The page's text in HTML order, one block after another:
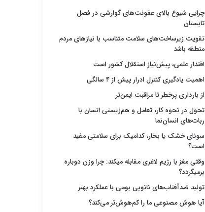
چرایی شیوع بالای عفونت‌های گوارشی در فصل
تابستان
تقویت زیرساخت‌های سلامت متناسب با نیازهای مردم
منطقه باشد
اقتدار علمی، پیش‌نیاز استقلال کشور است
اهمیت یادگیری کنترل ادرار پیش از ۴ سالگی
از بارداری پرخطر تا مراقبت ایمن‌تر
تحول در نحوه کار، تعامل و هم‌زیستی انسان با
ربات‌های انسان‌نما
سونای خشک یا بخار، کدامیک برای سلامتی مفید
است؟
وقتی مغز با رژیم لاغری مقابله میکند: چرا وزن دوباره
برمیگردد؟
تولید ضدآفتاب‌های نانویی بومی با عملکرد بهتر
آیا هوش مصنوعی ما را کم‌هوش‌تر می‌کند؟